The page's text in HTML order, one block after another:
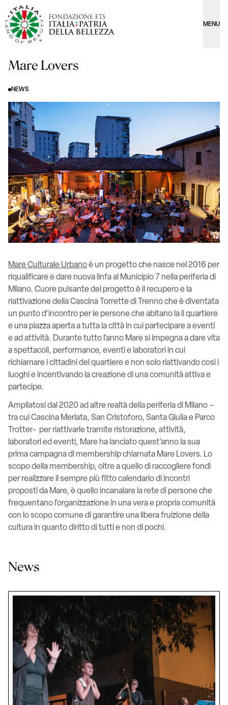
MENU
Mare Lovers
NEWS
Mare Culturale Urbanoè un progetto che nasce nel 2016 per
riqualificare e dare nuova linfa al Municipio 7 nella periferia di
Milano. Cuore pulsante del progetto è il recupero e la
riattivazione della Cascina Torrette di Trenno che è diventata
un punto d’incontro per le persone che abitano la il quartiere
e una piazza aperta a tutta la città in cui partecipare a eventi
e ad attività. Durante tutto l’anno Mare si impegna a dare vita
a spettacoli, performance, eventi e laboratori in cui
richiamare i cittadini del quartiere e non solo riattivando così i
luoghi e incentivando la creazione di una comunità attiva e
partecipe.
Ampliatosi dal 2020 ad altre realtà della periferia di Milano –
tra cui Cascina Merlata, San Cristoforo, Santa Giulia e Parco
Trotter- per riattivarle tramite ristorazione, attività,
laboratori ed eventi, Mare ha lanciato quest’anno la sua
prima campagna di membership chiamata Mare Lovers. Lo
scopo della membership, oltre a quello di raccogliere fondi
per realizzare il sempre più fitto calendario di incontri
proposti da Mare, è quello incanalare la rete di persone che
frequentano l’organizzazione in una vera e propria comunità
con lo scopo comune di garantire una libera fruizione della
cultura in quanto diritto di tutti e non di pochi.
News